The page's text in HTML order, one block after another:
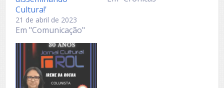
Cultura!'
21 de abril de 2023
Em "Comunicação"